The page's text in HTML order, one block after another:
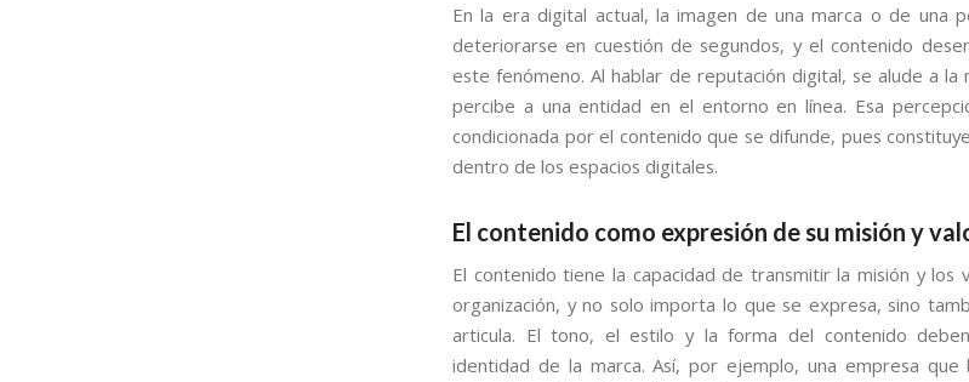
En la era digital actual, la imagen de una marca o de una
deteriorarse en cuestión de segundos, y el contenido
este fenómeno. Al hablar de reputación digital, se alude a la
percibe a una entidad en el entorno en línea. Esa
condicionada por el contenido que se difunde, pues
dentro de los espacios digitales.
El contenido como expresión de su misión y
El contenido tiene la capacidad de transmitir la misión y los
organización, y no solo importa lo que se expresa, sino
articula. El tono, el estilo y la forma del contenido
identidad de la marca. Así, por ejemplo, una empresa que